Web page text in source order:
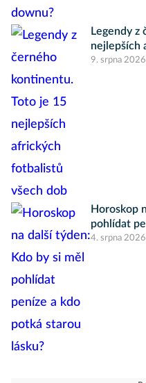
Legendy
nejlepších
9. srpna 2026
Horoskop
pohlídat
4. srpna 2026